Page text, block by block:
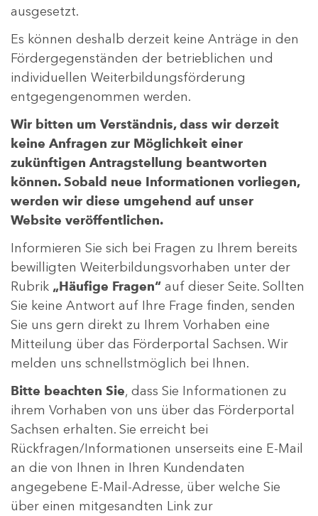
ausgesetzt.
Es können deshalb derzeit keine Anträge in den
Fördergegenständen der betrieblichen und
individuellen Weiterbildungsförderung
entgegengenommen werden.
Wir bitten um Verständnis, dass wir derzeit
keine Anfragen zur Möglichkeit einer
zukünftigen Antragstellung beantworten
können. Sobald neue Informationen vorliegen,
werden wir diese umgehend auf unser
Website veröffentlichen.
Informieren Sie sich bei Fragen zu Ihrem bereits
bewilligten Weiterbildungsvorhaben unter der
Rubrik „Häufige Fragen“ auf dieser Seite. Sollten
Sie keine Antwort auf Ihre Frage finden, senden
Sie uns gern direkt zu Ihrem Vorhaben eine
Mitteilung über das Förderportal Sachsen. Wir
melden uns schnellstmöglich bei Ihnen.
Bitte beachten Sie, dass Sie Informationen zu
ihrem Vorhaben von uns über das Förderportal
Sachsen erhalten. Sie erreicht bei
Rückfragen/Informationen unserseits eine E-Mail
an die von Ihnen in Ihren Kundendaten
angegebene E-Mail-Adresse, über welche Sie
über einen mitgesandten Link zur